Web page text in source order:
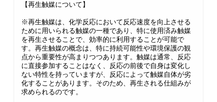
【再生触媒について】
※再生触媒は、化学反応において反応速度を向上させる
ために用いられる触媒の一種であり、特に使用済み触媒
を再生させることで、効率的に利用することが可能で
す。再生触媒の概念は、特に持続可能性や環境保護の観
点から重要性が高まりつつあります。触媒は通常、反応
に直接参加することはなく、反応の前後で自身は変化し
ない特性を持っていますが、反応によって触媒自体が劣
化することがあります。そのため、再生される仕組みが
求められるのです。